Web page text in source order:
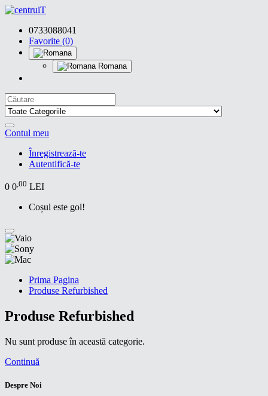
0733088041
Favorite (0)
Romana
Contul meu
Înregistrează-te
Autentifică-te
0 0,00 LEI
Coșul este gol!
Prima Pagina
Produse Refurbished
Produse Refurbished
Nu sunt produse în această categorie.
Continuă
Despre Noi